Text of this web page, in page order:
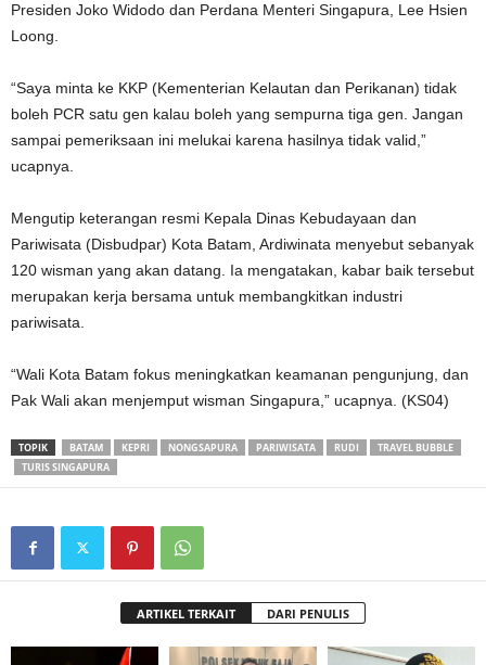
Presiden Joko Widodo dan Perdana Menteri Singapura, Lee Hsien
Loong.
“Saya minta ke KKP (Kementerian Kelautan dan Perikanan) tidak
boleh PCR satu gen kalau boleh yang sempurna tiga gen. Jangan
sampai pemeriksaan ini melukai karena hasilnya tidak valid,”
ucapnya.
Mengutip keterangan resmi Kepala Dinas Kebudayaan dan
Pariwisata (Disbudpar) Kota Batam, Ardiwinata menyebut sebanyak
120 wisman yang akan datang. Ia mengatakan, kabar baik tersebut
merupakan kerja bersama untuk membangkitkan industri
pariwisata.
“Wali Kota Batam fokus meningkatkan keamanan pengunjung, dan
Pak Wali akan menjemput wisman Singapura,” ucapnya. (KS04)
TOPIK BATAM KEPRI NONGSAPURA PARIWISATA RUDI
TRAVEL BUBBLE
TURIS SINGAPURA
ARTIKEL TERKAIT DARI PENULIS